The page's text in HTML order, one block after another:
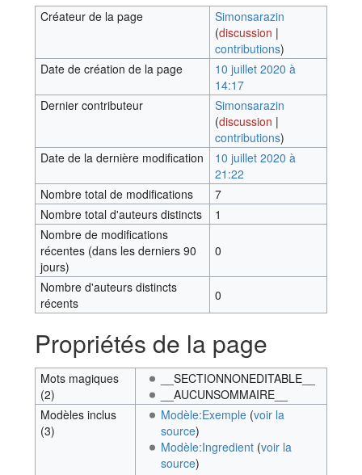
Créateur de la page
Simonsarazin
(discussion |
contributions)
Date de création de la page
10 juillet 2020 à
14:17
Dernier contributeur
Simonsarazin
(discussion |
contributions)
Date de la dernière modification
10 juillet 2020 à
21:22
Nombre total de modifications
7
Nombre total d'auteurs distincts
1
Nombre de modifications
récentes (dans les derniers 90
jours)
0
Nombre d'auteurs distincts
récents
0
Propriétés de la page
Mots magiques
(2)
__SECTIONNONEDITABLE__
__AUCUNSOMMAIRE__
Modèles inclus
(3)
Modèle:Exemple (voir la
source)
Modèle:Ingredient (voir la
source)